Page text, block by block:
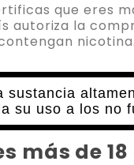
que eres
autoriza la
nicotina.
sustancia
su uso a los no
más de
Q2 BATTERY
0 VALORACIONES
+